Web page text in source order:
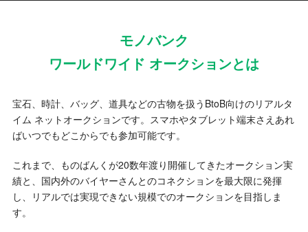
モノバンク
ワールドワイド オークションとは
宝石、時計、バッグ、道具などの古物を扱うBtoB向けのリアルタ
イム ネットオークションです。スマホやタブレット端末さえあれ
ばいつでもどこからでも参加可能です。
これまで、ものばんくが20数年渡り開催してきたオークション実
績と、国内外のバイヤーさんとのコネクションを最大限に発揮
し、リアルでは実現できない規模でのオークションを目指しま
す。